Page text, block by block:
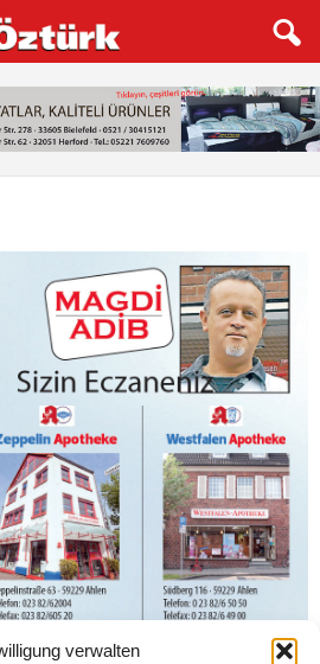
verwalten